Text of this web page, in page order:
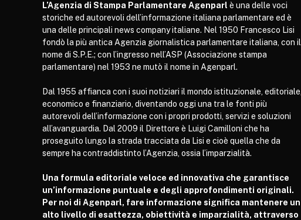
L’Agenzia di Stampa Parlamentare Agenparl è una delle voci
storiche ed autorevoli dell’informazione italiana parlamentare ed è
una delle principali news company italiane. Nel 1950 Francesco Lisi
fondò la più antica Agenzia giornalistica parlamentare italiana, con il
nome di S.P.E.; con l’ingresso nell’ASP (Associazione stampa
parlamentare) nel 1953 ne mutò il nome in Agenparl.
Dal 1955 affianca con i suoi notiziari il mondo istituzionale, editoriale,
economico e finanziario, diventando oggi una tra le fonti più
autorevoli dell’informazione con i propri prodotti, servizi e soluzioni
all’avanguardia. Dal 2009 il Direttore è Luigi Camilloni che ha
proseguito lungo la strada tracciata da Lisi e cioè quella che da
sempre ha contraddistinto l’Agenzia, ossia l’imparzialità.
Una formula editoriale veloce ed innovativa che garantisce
un’informazione puntuale e degli approfondimenti originali.
Per noi di Agenparl, fare informazione significa mantenere un
alto livello di esattezza, obiettività e imparzialità, attraverso